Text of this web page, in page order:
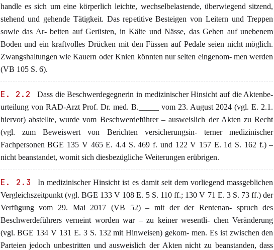
handle es sich um eine körperlich leichte, wechselbelastende, überwiegend sitzend,
stehend und gehende Tätigkeit. Das repetitive Besteigen von Leitern und Treppen
sowie das Ar- beiten auf Gerüsten, in Kälte und Nässe, das Gehen auf unebenem
Boden und ein kraftvolles Drücken mit den Füssen auf Pedale seien nicht möglich.
Zwangshaltungen wie Kauern oder Knien könnten nur selten eingenom- men werden
(VB 105 S. 6).
E. 2.2
Dass die Beschwerdegegnerin in medizinischer Hinsicht auf die Aktenbe-
urteilung von RAD-Arzt Prof. Dr. med. B._____ vom 23. August 2024 (vgl. E. 2.1.
hiervor) abstellte, wurde vom Beschwerdeführer – ausweislich der Akten zu Recht
(vgl. zum Beweiswert von Berichten versicherungsin- terner medizinischer
Fachpersonen BGE 135 V 465 E. 4.4 S. 469 f. und 122 V 157 E. 1d S. 162 f.) –
nicht beanstandet, womit sich diesbezügliche Weiterungen erübrigen.
E. 2.3
In medizinischer Hinsicht ist es damit seit dem vorliegend massgeblichen
Vergleichszeitpunkt (vgl. BGE 133 V 108 E. 5 S. 110 ff.; 130 V 71 E. 3 S. 73 ff.) der
Verfügung vom 29. Mai 2017 (VB 52) – mit der der Rentenan- spruch des
Beschwerdeführers verneint worden war – zu keiner wesentli- chen Veränderung
(vgl. BGE 134 V 131 E. 3 S. 132 mit Hinweisen) gekom- men. Es ist zwischen den
Parteien jedoch unbestritten und ausweislich der Akten nicht zu beanstanden, dass